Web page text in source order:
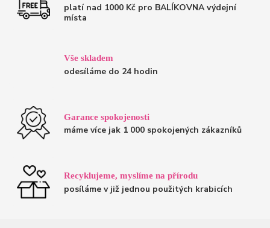
platí nad 1000 Kč pro BALÍKOVNA výdejní
místa
Vše skladem
odesíláme do 24 hodin
Garance spokojenosti
máme více jak 1 000 spokojených zákazníků
Recyklujeme, myslíme na přírodu
posíláme v již jednou použitých krabicích